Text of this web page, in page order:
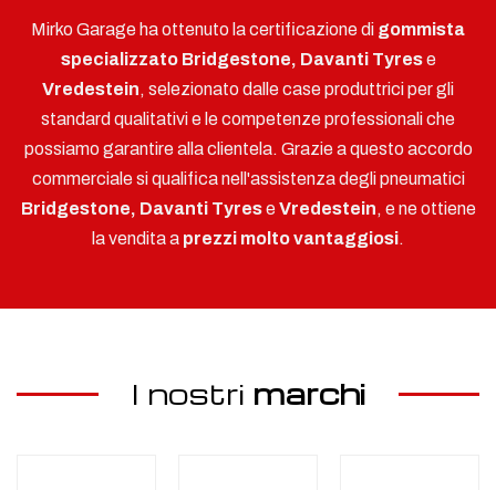
Mirko Garage ha ottenuto la certificazione di gommista
specializzato Bridgestone, Davanti Tyrese
Vredestein, selezionato dalle case produttrici per gli
standard qualitativi e le competenze professionali che
possiamo garantire alla clientela. Grazie a questo accordo
commerciale si qualifica nell'assistenza degli pneumatici
Bridgestone, Davanti TyreseVredestein, e ne ottiene
la vendita a prezzi molto vantaggiosi.
I nostri marchi